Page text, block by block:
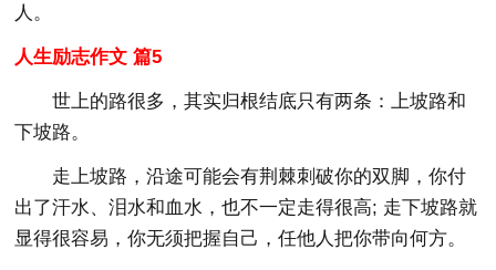
人。
人生励志作文 篇5
世上的路很多，其实归根结底只有两条：上坡路和
下坡路。
走上坡路，沿途可能会有荆棘刺破你的双脚，你付
出了汗水、泪水和血水，也不一定走得很高; 走下坡路就
显得很容易，你无须把握自己，任他人把你带向何方。